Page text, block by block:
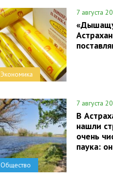
Экономика
7 августа
Общество
7 августа
В
нашли
очень
паука: